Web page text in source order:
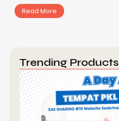
Read More
Trending Products